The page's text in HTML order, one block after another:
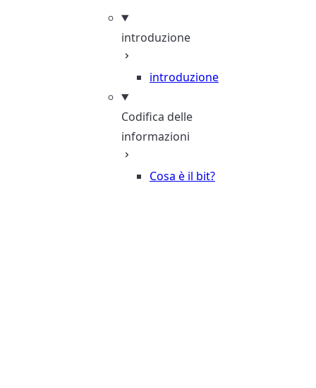
introduzione
introduzione
Codifica delle
informazioni
Cosa è il bit?